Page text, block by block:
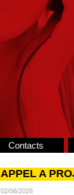
Contacts
APPEL A
02/06/2026